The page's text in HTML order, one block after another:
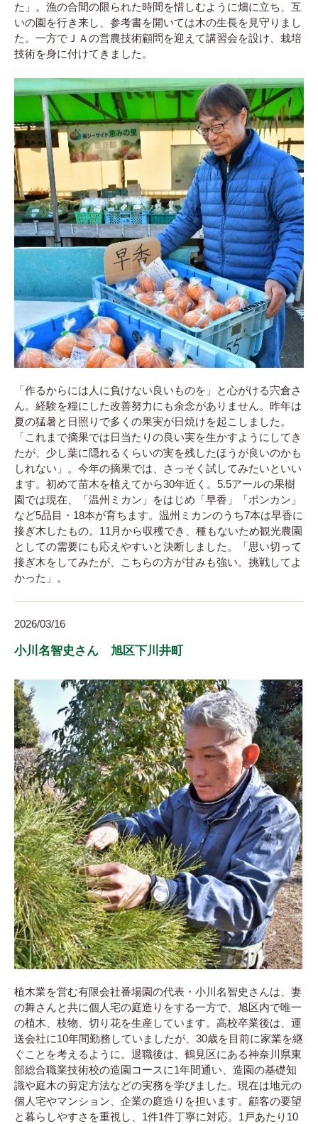
た」。漁の合間の限られた時間を惜しむように畑に立ち、互
いの園を行き来し、参考書を開いては木の生長を見守りまし
た。一方でＪＡの営農技術顧問を迎えて講習会を設け、栽培
技術を身に付けてきました。
「作るからには人に負けない良いものを」と心がける宍倉さ
ん。経験を糧にした改善努力にも余念がありません。昨年は
夏の猛暑と日照りで多くの果実が日焼けを起こしました。
「これまで摘果では日当たりの良い実を生かすようにしてき
たが、少し葉に隠れるくらいの実を残したほうが良いのかも
しれない」。今年の摘果では、さっそく試してみたいといい
ます。初めて苗木を植えてから30年近く。5.5アールの果樹
園では現在、「温州ミカン」をはじめ「早香」「ポンカン」
など5品目・18本が育ちます。温州ミカンのうち7本は早香に
接ぎ木したもの。11月から収穫でき、種もないため観光農園
としての需要にも応えやすいと決断しました。「思い切って
接ぎ木をしてみたが、こちらの方が甘みも強い。挑戦してよ
かった」。
2026/03/16
小川名智史さん 旭区下川井町
植木業を営む有限会社番場園の代表・小川名智史さんは、妻
の舞さんと共に個人宅の庭造りをする一方で、旭区内で唯一
の植木、枝物、切り花を生産しています。高校卒業後は、運
送会社に10年間勤務していましたが、30歳を目前に家業を継
ぐことを考えるように。退職後は、鶴見区にある神奈川県東
部総合職業技術校の造園コースに1年間通い、造園の基礎知
識や庭木の剪定方法などの実務を学びました。現在は地元の
個人宅やマンション、企業の庭造りを担います。顧客の要望
と暮らしやすさを重視し、1件1件丁寧に対応。1戸あたり10